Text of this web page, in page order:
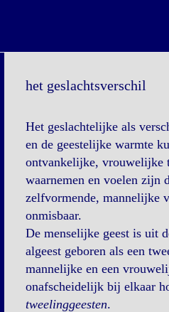
het geslachtsverschil
Het geslachtelijke als
en de geestelijke warmte
ontvankelijke, vrouwelijke
waarnemen en voelen zijn
zelfvormende, mannelijke
onmisbaar.
De menselijke geest is uit
algeest geboren als een
mannelijke en een
onafscheidelijk bij elkaar
tweelinggeesten.